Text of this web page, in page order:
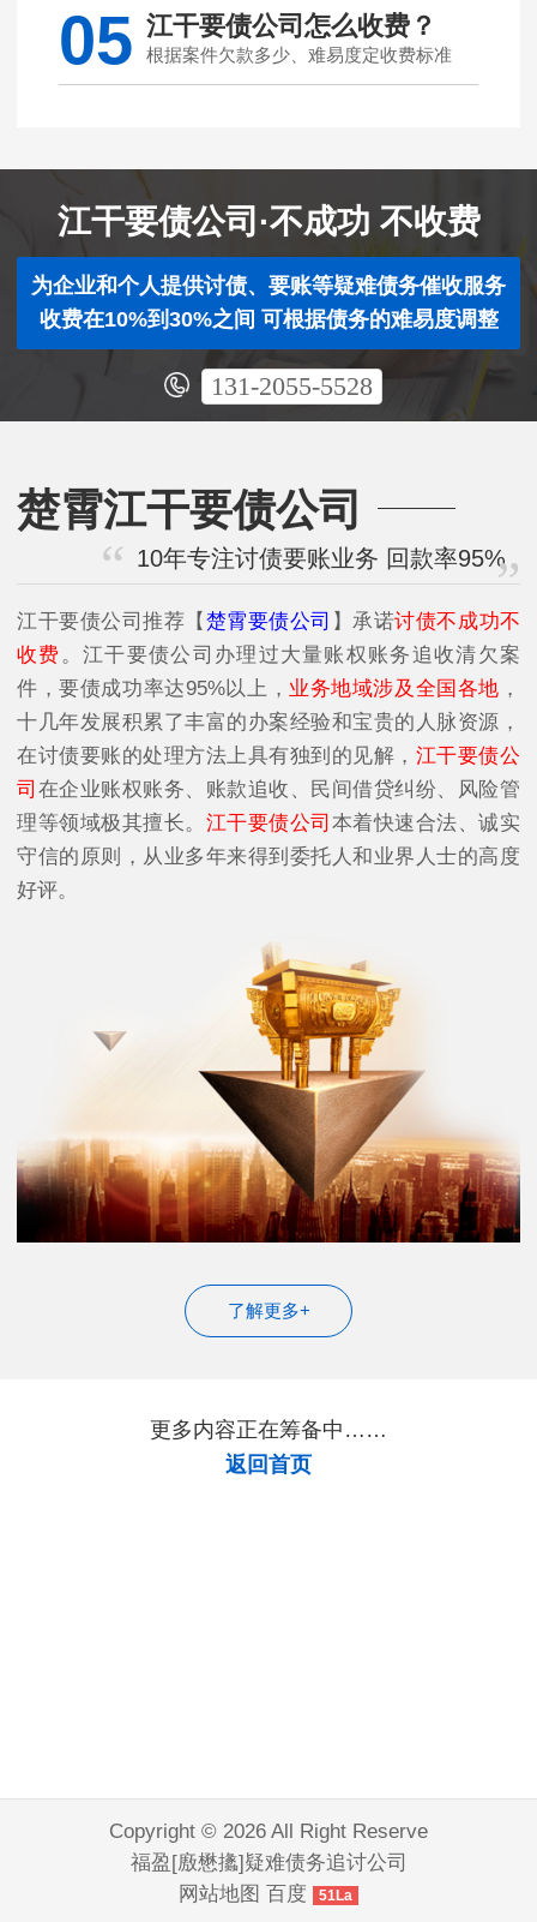
05 江干要债公司怎么收费？
根据案件欠款多少、难易度定收费标准
江干要债公司·不成功 不收费
为企业和个人提供讨债、要账等疑难债务催收服务
收费在10%到30%之间 可根据债务的难易度调整
131-2055-5528
楚霄江干要债公司
10年专注讨债要账业务 回款率95%
江干要债公司推荐【 楚霄要债公司 】承诺讨债不成功不
收费。江干要债公司办理过大量账权账务追收清欠案
件，要债成功率达95%以上， 业务地域涉及全国各地 ，
十几年发展积累了丰富的办案经验和宝贵的人脉资源，
在讨债要账的处理方法上具有独到的见解， 江干要债公
司 在企业账权账务、账款追收、民间借贷纠纷、风险管
理等领域极其擅长。 江干要债公司 本着快速合法、诚实
守信的原则，从业多年来得到委托人和业界人士的高度
好评。
了解更多+
更多内容正在筹备中……
返回首页
Copyright © 2026 All Right Reserve
福盈[廒懋攭]疑难债务追讨公司
网站地图 百度 51La